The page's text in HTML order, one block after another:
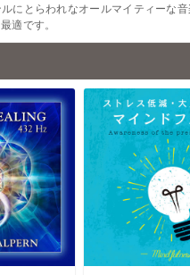
にとらわれなオールマイティーな
適です。